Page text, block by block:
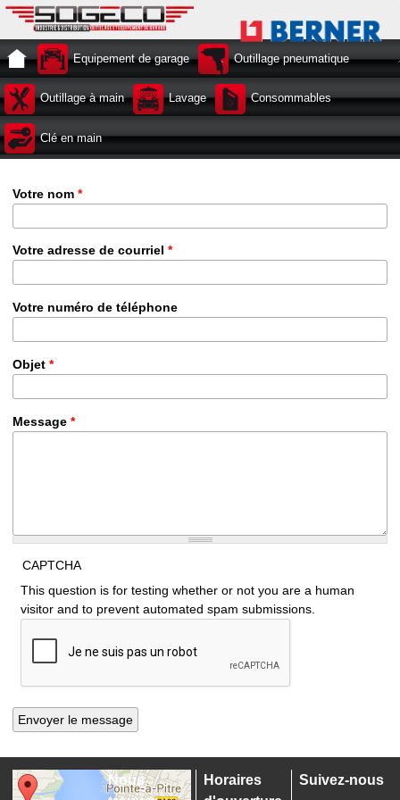
Equipement de garage Outillage pneumatique
Outillage à main Lavage Consommables
Clé en main
Votre nom *
Votre adresse de courriel *
Votre numéro de téléphone
Objet *
Message *
CAPTCHA
This question is for testing whether or not you are a human
visitor and to prevent automated spam submissions.
Nous
Horaires
Suivez-nous